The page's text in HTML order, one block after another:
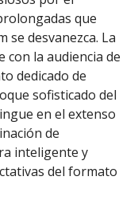
que
desvanezca. La
la audiencia de
dedicado de
sofisticado del
en el extenso
de
inteligente y
del formato